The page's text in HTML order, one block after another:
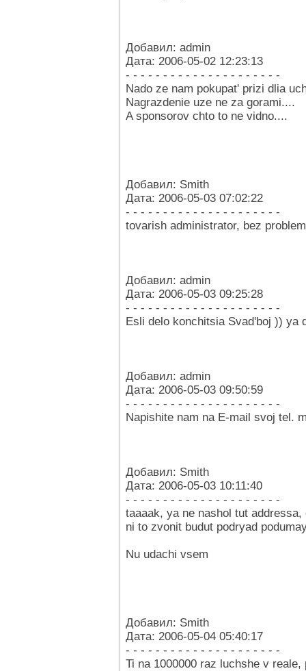
Добавил: admin
Дата: 2006-05-02 12:23:13
- - - - - - - - - - - - - - - - - - - - -
Nado ze nam pokupat' prizi dlia
Nagrazdenie uze ne za gorami....
A sponsorov chto to ne vidno....
Добавил: Smith
Дата: 2006-05-03 07:02:22
- - - - - - - - - - - - - - - - - - - - -
tovarish administrator, bez
Добавил: admin
Дата: 2006-05-03 09:25:28
- - - - - - - - - - - - - - - - - - - - -
Esli delo konchitsia Svad'boj )) ya
Добавил: admin
Дата: 2006-05-03 09:50:59
- - - - - - - - - - - - - - - - - - - - -
Napishite nam na E-mail svoj tel.
Добавил: Smith
Дата: 2006-05-03 10:11:40
- - - - - - - - - - - - - - - - - - - - -
taaaak, ya ne nashol tut
ni to zvonit budut podryad
Nu udachi vsem
Добавил: Smith
Дата: 2006-05-04 05:40:17
- - - - - - - - - - - - - - - - - - - - -
Ti na 1000000 raz luchshe v